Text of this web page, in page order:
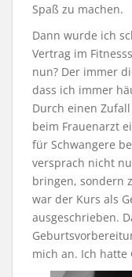
Spaß zu machen.
Dann wurde ich
Vertrag im
nun? Der immer
dass ich immer
Durch einen
beim Frauenarzt
für Schwangere
versprach nicht
bringen, sondern
war der Kurs als
ausgeschrieben.
mich an. Ich hatte